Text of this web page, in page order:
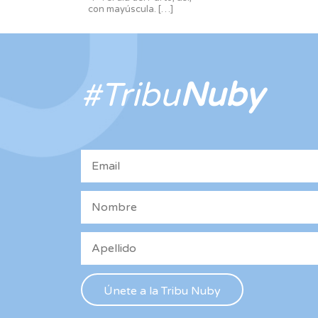
con mayúscula. […]
#TribuNuby